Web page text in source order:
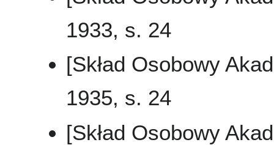
1933, s. 24
[Skład Osobowy
1935, s. 24
[Skład Osobowy